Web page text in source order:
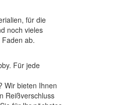
für die
noch vieles
ab.
Für jede
Wir bieten Ihnen
Reißverschluss